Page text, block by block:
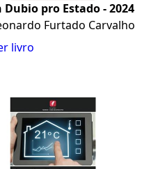
Dubio pro Estado - 2024
Furtado Carvalho
livro